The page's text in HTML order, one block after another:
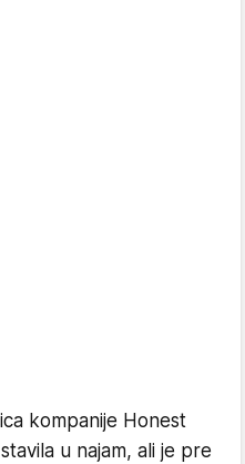
kompanije Honest
u najam, ali je pre